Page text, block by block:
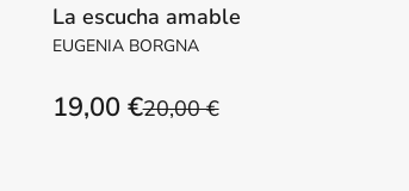
La escucha amable
EUGENIA BORGNA
20,00 €
19,00 €